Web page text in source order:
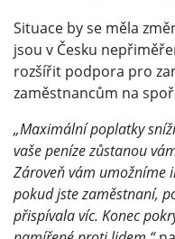
Situace by se měla
jsou v Česku
rozšířit podpora pro
zaměstnancům na
„Maximální poplatky
vaše peníze zůstanou
Zároveň vám umožníme
pokud jste zaměstnaní,
přispívala víc. Konec